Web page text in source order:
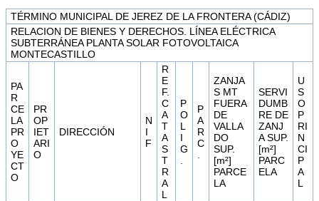
TÉRMINO MUNICIPAL DE JEREZ DE LA FRONTERA (CÁDIZ)
RELACION DE BIENES Y DERECHOS. LÍNEA ELÉCTRICA
SUBTERRÁNEA PLANTA SOLAR FOTOVOLTAICA
MONTECASTILLO
PA
R
CE
LA
PR
O
YE
CT
O
PR
OP
IET
ARI
O
DIRECCIÓN
N
I
F
R
E
F.
C
A
T
A
S
T
R
A
L
P
O
L
I
G
P
A
R
C
ZANJA
S MT
FUERA
DE
VALLA
DO
SUP.
[m²]
PARCE
LA
SERVI
DUMB
RE DE
ZANJ
A SUP.
[m²]
PARC
ELA
U
S
O
P
RI
N
CI
P
A
L